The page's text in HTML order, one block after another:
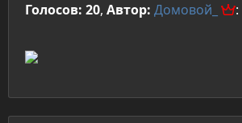
Голосов: 20, Автор: Домовой_ :